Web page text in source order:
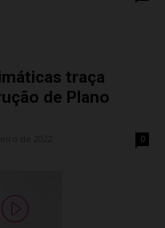
traça
de Plano
0